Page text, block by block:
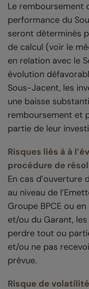
Le remboursement
performance du
seront déterminés
de calcul (voir le
en relation avec le
évolution
Sous-Jacent, les
une baisse
remboursement et
partie de leur
Risques liés à à
procédure de
En cas d’ouverture
au niveau de
Groupe BPCE ou
et/ou du Garant,
perdre tout ou
et/ou ne pas
prévue.
Risque de